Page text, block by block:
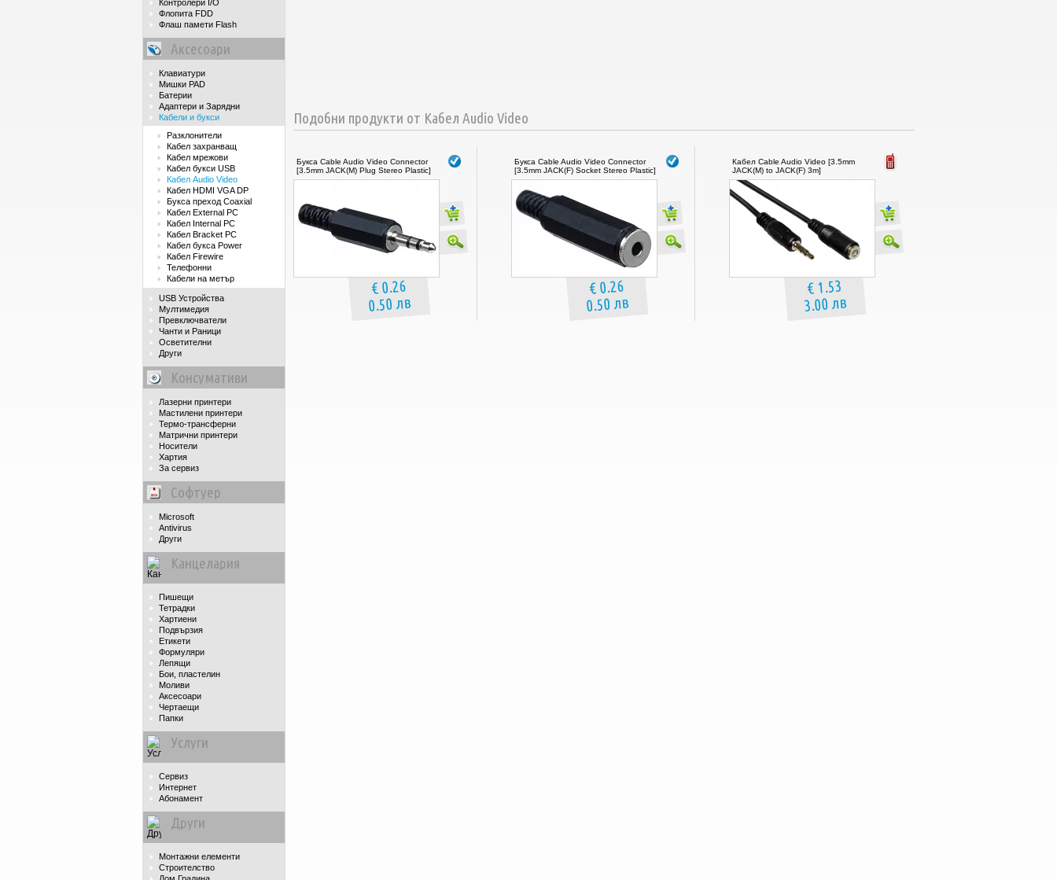
Контролери I/O
Флопита FDD
Флаш памети Flash
Аксесоари
Клавиатури
Мишки PAD
Батерии
Адаптери и Зарядни
Кабели и букси
Разклонители
Кабел захранващ
Кабел мрежови
Кабел букси USB
Кабел Audio Video
Кабел HDMI VGA DP
Букса преход Coaxial
Кабел External PC
Кабел Internal PC
Кабел Bracket PC
Кабел букса Power
Кабел Firewire
Телефонни
Кабели на метър
USB Устройства
Мултимедия
Превключватели
Чанти и Раници
Осветителни
Други
Консумативи
Лазерни принтери
Мастилени принтери
Термо-трансферни
Матрични принтери
Носители
Хартия
За сервиз
Софтуер
Microsoft
Antivirus
Други
Канцелария
Пишещи
Тетрадки
Хартиени
Подвързия
Етикети
Формуляри
Лепящи
Бои, пластелин
Моливи
Аксесоари
Чертаещи
Папки
Услуги
Сервиз
Интернет
Абонамент
Други
Монтажни елементи
Строителство
Подобни продукти от Кабел Audio Video
Букса Cable Audio Video Connector
[3.5mm JACK(M) Plug Stereo Plastic]
€ 0.26
0.50 лв
Букса Cable Audio Video Connector
[3.5mm JACK(F) Socket Stereo Plastic]
€ 0.26
0.50 лв
Кабел Cable Audio Video [3.5mm
JACK(M) to JACK(F) 3m]
€ 1.53
3.00 лв